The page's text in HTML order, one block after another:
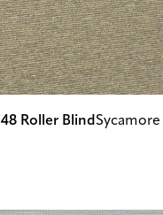
Roller Blind